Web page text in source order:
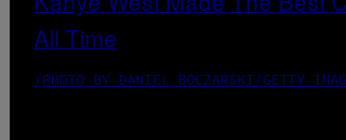
(PHOTO BY DANIEL BOCZARSKI/GETTY